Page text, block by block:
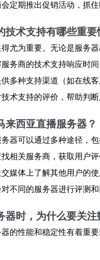
会定期推出促销活动，抓
技术支持有哪些重要
尤为重要。无论是服务
服务商的技术支持响应时
供多种支持渠道（如在线
术支持的评价，帮助判断
来西亚直播服务器？
器可以通过多种途径，包
相关服务商，获取用户评
媒体上了解其他用户的使
不同的服务器进行评测
器时，为什么要关注
的性能和稳定性有着重